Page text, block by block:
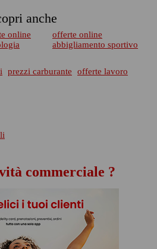
anche
online
offerte online
abbigliamento sportivo
prezzi carburante
offerte lavoro
commerciale ?